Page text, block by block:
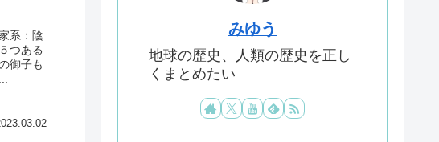
系：陰
つある
御子も
みゆう
地球の歴史、人類の歴史を正し
くまとめたい